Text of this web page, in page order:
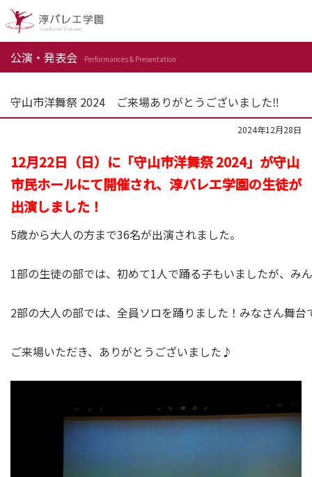
公演・発表会 Performances & Presentation
守山市洋舞祭 2024 ご来場ありがとうございました‼
2024年12月28日
12月22日（日）に「守山市洋舞祭 2024」が守山
市民ホールにて開催され、淳バレエ学園の生徒が
出演しました！
5歳から大人の方まで36名が出演されました。
1部の生徒の部では、初めて1人で踊る子もいましたが、み
2部の大人の部では、全員ソロを踊りました！みなさん舞
ご来場いただき、ありがとうございました♪